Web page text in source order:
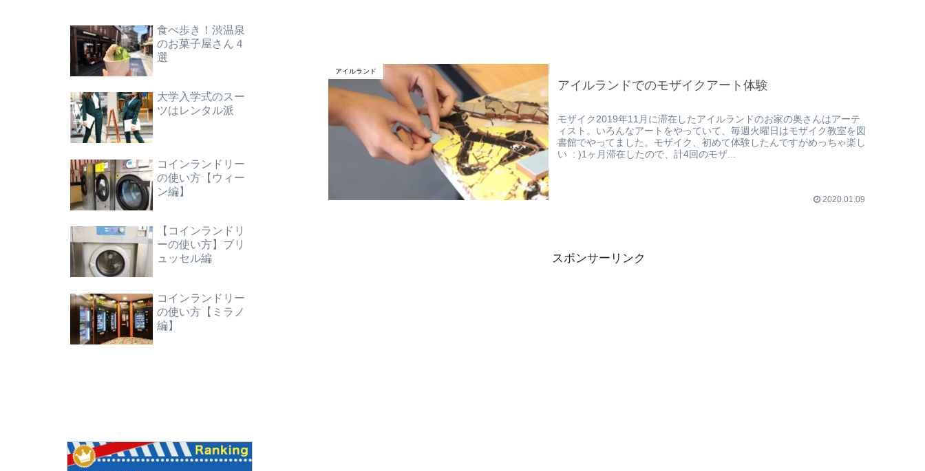
アイルランド
アイルランドでのモザイクアート体験
モザイク2019年11月に滞在したアイルランドのお家の奥さんはアーテ
ィスト。いろんなアートをやっていて、毎週火曜日はモザイク教室を図
書館でやってました。モザイク、初めて体験したんですがめっちゃ楽し
い : )1ヶ月滞在したので、計4回のモザ...
2020.01.09
スポンサーリンク
食べ歩き！渋温泉
のお菓子屋さん４
選
大学入学式のスー
ツはレンタル派
コインランドリー
の使い方【ウィー
ン編】
【コインランドリ
ーの使い方】ブリ
ュッセル編
コインランドリー
の使い方【ミラノ
編】